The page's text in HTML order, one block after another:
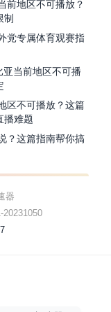
前地区不可播放？
制
党专属体育观赛指
亚当前地区不可播
区不可播放？这篇
播难题
？这篇指南帮你搞
器